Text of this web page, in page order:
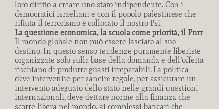
loro diritto a creare uno stato indipendente. Con i
democratici israeliani e con il popolo palestinese che
rifiuta il terrorismo é collocato il nostro Psi.
La questione economica, la scuola come priorità, il Pnrr
Il mondo globale non può essere lasciato al suo
destino. In questo senso tendenze puramente liberiste
organizzate solo sulla base della domanda e dell’offerta
rischiano di produrre guasti irreparabili. La politica
deve intervenire per sancire regole, per assicurare un
intervento adeguato dello stato nelle grandi questioni
internazionali, deve dettare norme alla finanza che
scorre libera nel mondo, ai complessi bancari che